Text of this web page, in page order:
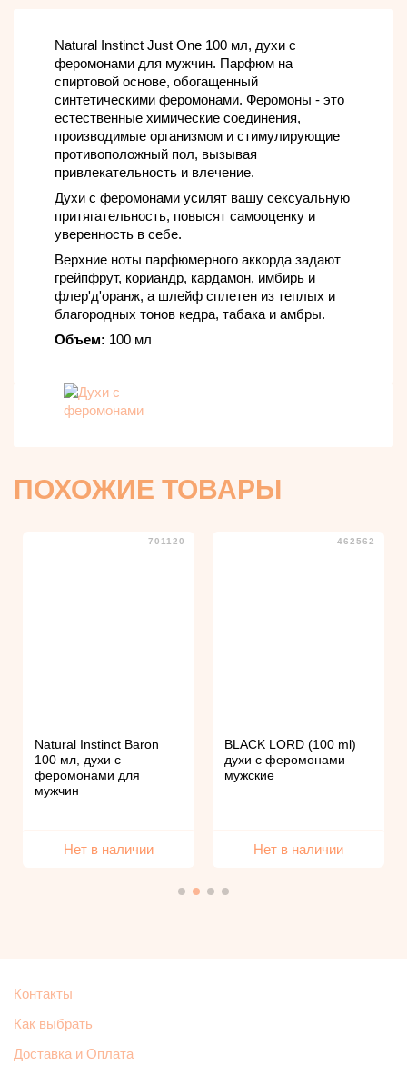
Natural Instinct Just One 100 мл, духи с
феромонами для мужчин. Парфюм на
спиртовой основе, обогащенный
синтетическими феромонами. Феромоны - это
естественные химические соединения,
производимые организмом и стимулирующие
противоположный пол, вызывая
привлекательность и влечение.
Духи с феромонами усилят вашу сексуальную
притягательность, повысят самооценку и
уверенность в себе.
Верхние ноты парфюмерного аккорда задают
грейпфрут, кориандр, кардамон, имбирь и
флер'д'оранж, а шлейф сплетен из теплых и
благородных тонов кедра, табака и амбры.
Объем: 100 мл
ПОХОЖИЕ ТОВАРЫ
701120
Natural Instinct Baron
100 мл, духи с
феромонами для
мужчин
Нет в наличии
462562
BLACK LORD (100 ml)
духи с феромонами
мужские
Нет в наличии
Контакты
Как выбрать
Доставка и Оплата